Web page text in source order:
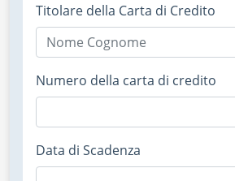
Titolare della Carta di Credito
Numero della carta di credito
Data di Scadenza